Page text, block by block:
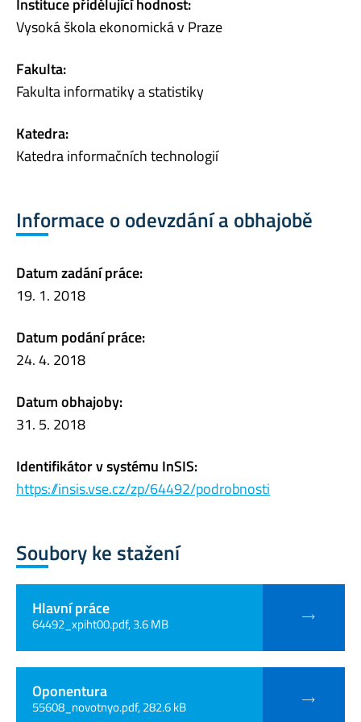
Instituce přidělující hodnost:
Vysoká škola ekonomická v Praze
Fakulta:
Fakulta informatiky a statistiky
Katedra:
Katedra informačních technologií
Informace o odevzdání a obhajobě
Datum zadání práce:
19. 1. 2018
Datum podání práce:
24. 4. 2018
Datum obhajoby:
31. 5. 2018
Identifikátor v systému InSIS:
https://insis.vse.cz/zp/64492/podrobnosti
Soubory ke stažení
Hlavní práce
64492_xpiht00.pdf, 3.6 MB
Oponentura
55608_novotnyo.pdf, 282.6 kB